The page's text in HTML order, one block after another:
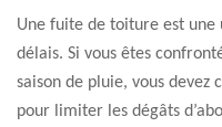
Une fuite de toiture est
délais. Si vous êtes
saison de pluie, vous devez
pour limiter les dégâts